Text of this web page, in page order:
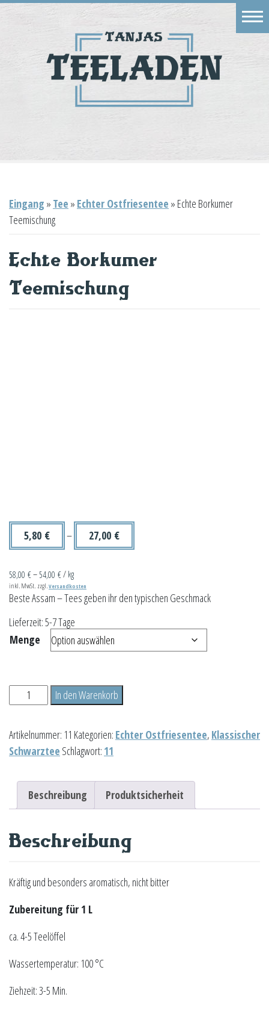
Eingang » Tee » Echter Ostfriesentee » Echte Borkumer
Teemischung
Echte Borkumer
Teemischung
5,80 € – 27,00 €
58,00 €– 54,00 €/ kg
inkl. MwSt. zzgl. Versandkosten
Beste Assam – Tees geben ihr den typischen Geschmack
Lieferzeit:5-7 Tage
Menge
Echte
Borkumer
Menge
In den Warenkorb
Artikelnummer: 11 Kategorien: Echter Ostfriesentee, Klassischer
Schwarztee Schlagwort: 11
Beschreibung Produktsicherheit
Beschreibung
Kräftig und besonders aromatisch, nicht bitter
Zubereitung für 1 L
ca. 4-5 Teelöffel
Wassertemperatur: 100 °C
Ziehzeit: 3-5 Min.
Geschäft